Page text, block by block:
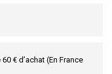
€ d’achat (En France